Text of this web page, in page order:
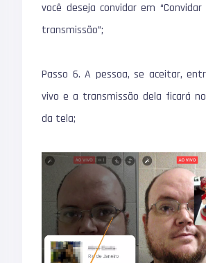
você deseja convidar em
transmissão”;
Passo 6. A pessoa, se aceitar,
vivo e a transmissão dela ficará
da tela;